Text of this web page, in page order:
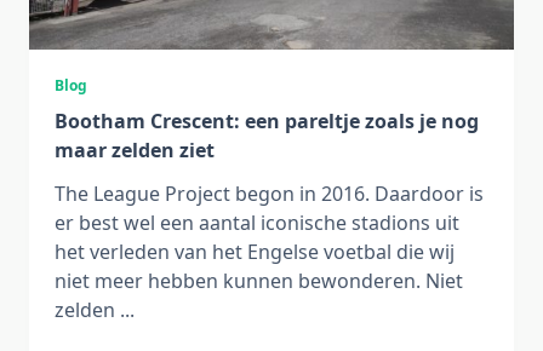
Blog
Bootham Crescent: een pareltje zoals je nog
maar zelden ziet
The League Project begon in 2016. Daardoor is
er best wel een aantal iconische stadions uit
het verleden van het Engelse voetbal die wij
niet meer hebben kunnen bewonderen. Niet
zelden ...